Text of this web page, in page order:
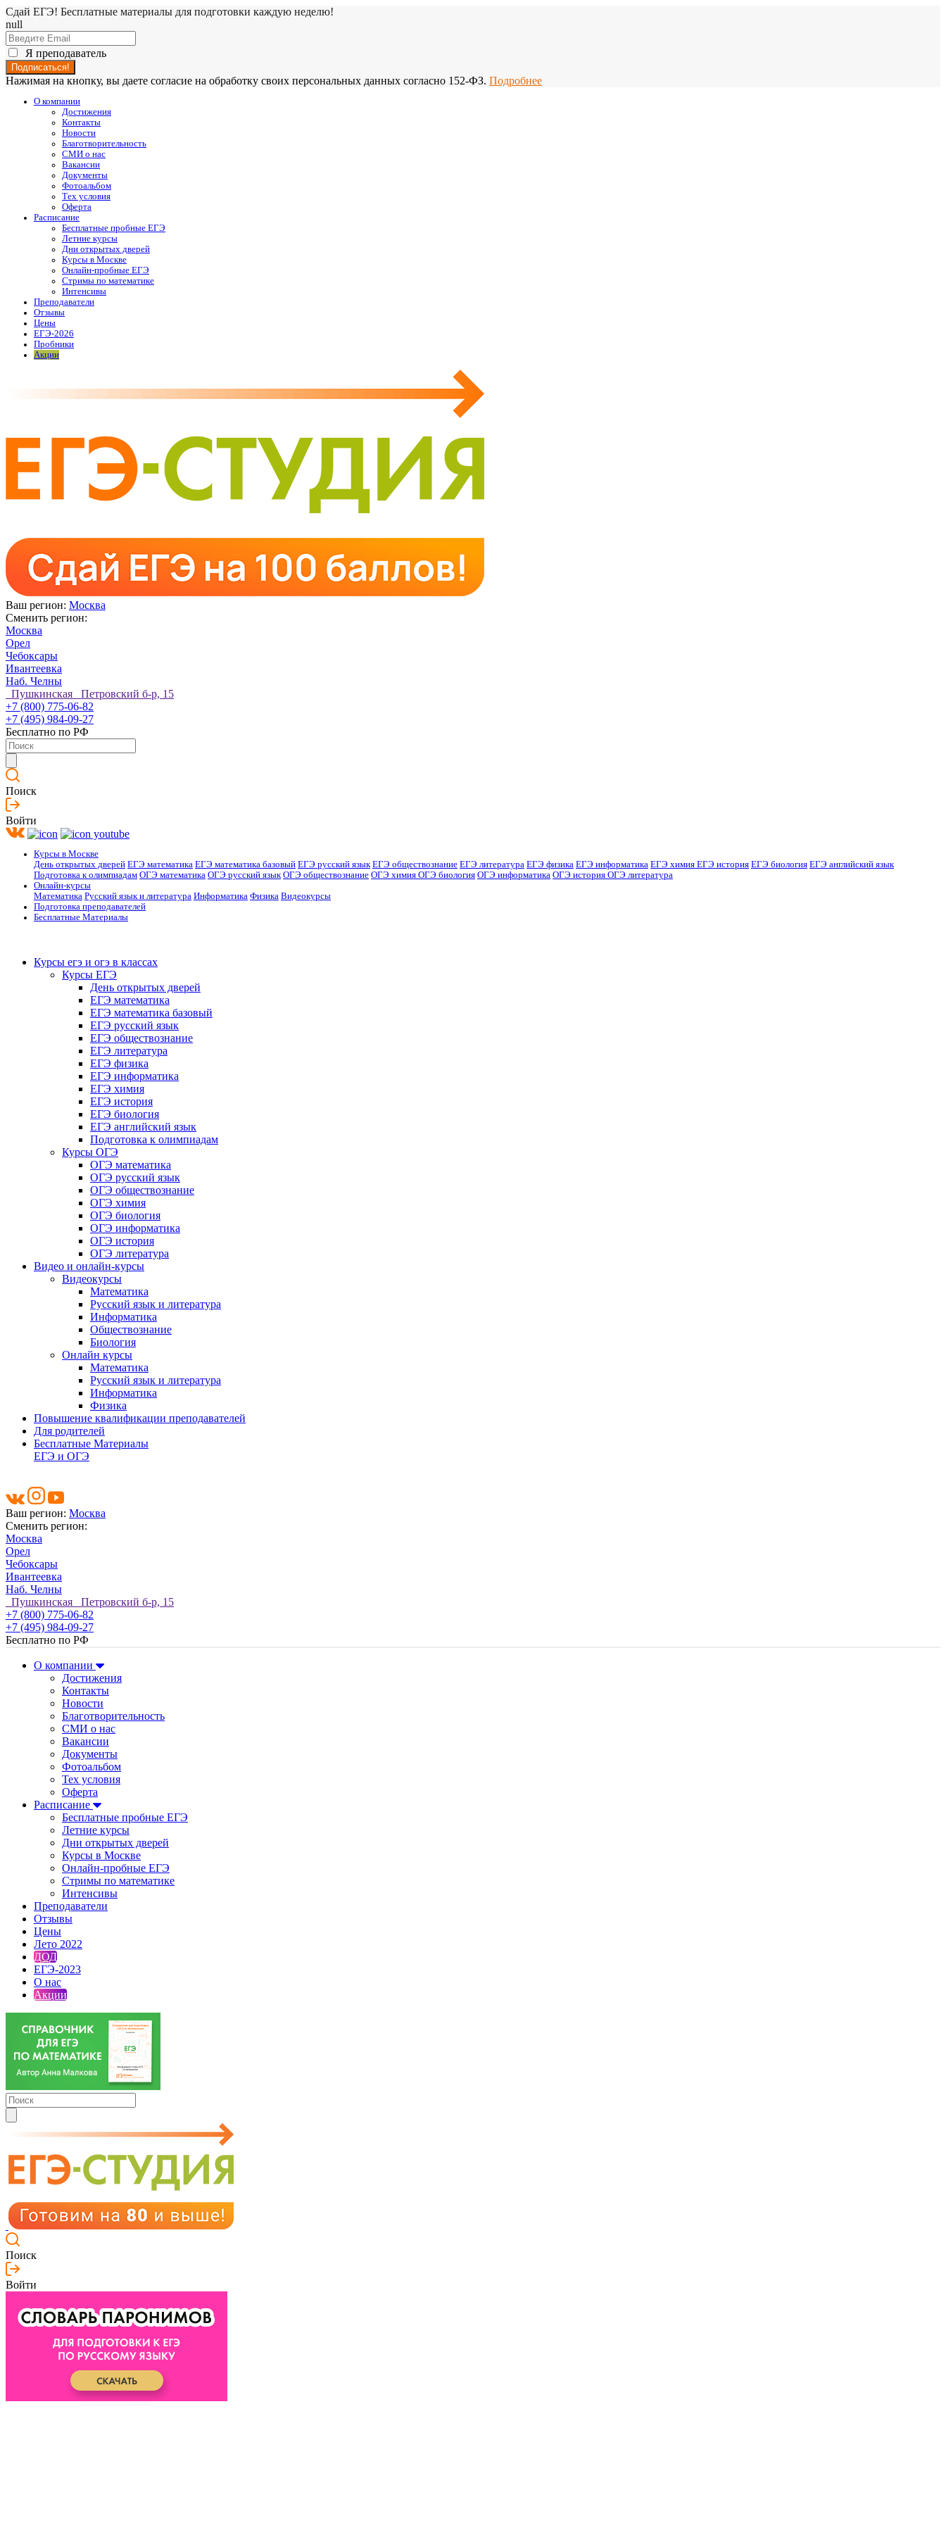
Сдай ЕГЭ! Бесплатные материалы для подготовки каждую неделю!
null
Я преподаватель
Нажимая на кнопку, вы даете согласие на обработку своих персональных данных согласно 152-ФЗ. Подробнее
О компании
Достижения
Контакты
Новости
Благотворительность
СМИ о нас
Вакансии
Документы
Фотоальбом
Тех условия
Оферта
Расписание
Бесплатные пробные ЕГЭ
Летние курсы
Дни открытых дверей
Курсы в Москве
Онлайн-пробные ЕГЭ
Стримы по математике
Интенсивы
Преподаватели
Отзывы
Цены
ЕГЭ-2026
Пробники
Акции
Ваш регион: Москва
Сменить регион:
Москва
Орел
Чебоксары
Ивантеевка
Наб. Челны
Пушкинская Петровский б-р, 15
+7 (800) 775-06-82
+7 (495) 984-09-27
Бесплатно по РФ
Поиск
Войти
Курсы в Москве
День открытых дверей ЕГЭ математика ЕГЭ математика базовый ЕГЭ русский язык ЕГЭ обществознание ЕГЭ литература ЕГЭ физика ЕГЭ информатика ЕГЭ химия ЕГЭ история ЕГЭ биология ЕГЭ английский язык
Подготовка к олимпиадам ОГЭ математика ОГЭ русский язык ОГЭ обществознание ОГЭ химия ОГЭ биология ОГЭ информатика ОГЭ история ОГЭ литература
Онлайн-курсы
Математика Русский язык и литература Информатика Физика Видеокурсы
Подготовка преподавателей
Бесплатные Материалы
Курсы егэ и огэ в классах
Курсы ЕГЭ
День открытых дверей
ЕГЭ математика
ЕГЭ математика базовый
ЕГЭ русский язык
ЕГЭ обществознание
ЕГЭ литература
ЕГЭ физика
ЕГЭ информатика
ЕГЭ химия
ЕГЭ история
ЕГЭ биология
ЕГЭ английский язык
Подготовка к олимпиадам
Курсы ОГЭ
ОГЭ математика
ОГЭ русский язык
ОГЭ обществознание
ОГЭ химия
ОГЭ биология
ОГЭ информатика
ОГЭ история
ОГЭ литература
Видео и онлайн-курсы
Видеокурсы
Математика
Русский язык и литература
Информатика
Обществознание
Биология
Онлайн курсы
Математика
Русский язык и литература
Информатика
Физика
Повышение квалификации преподавателей
Для родителей
Бесплатные Материалы
ЕГЭ и ОГЭ
Ваш регион: Москва
Сменить регион:
Москва
Орел
Чебоксары
Ивантеевка
Наб. Челны
Пушкинская Петровский б-р, 15
+7 (800) 775-06-82
+7 (495) 984-09-27
Бесплатно по РФ
О компании
Достижения
Контакты
Новости
Благотворительность
СМИ о нас
Вакансии
Документы
Фотоальбом
Тех условия
Оферта
Расписание
Бесплатные пробные ЕГЭ
Летние курсы
Дни открытых дверей
Курсы в Москве
Онлайн-пробные ЕГЭ
Стримы по математике
Интенсивы
Преподаватели
Отзывы
Цены
Лето 2022
ДОД
ЕГЭ-2023
О нас
Акции
Поиск
Войти